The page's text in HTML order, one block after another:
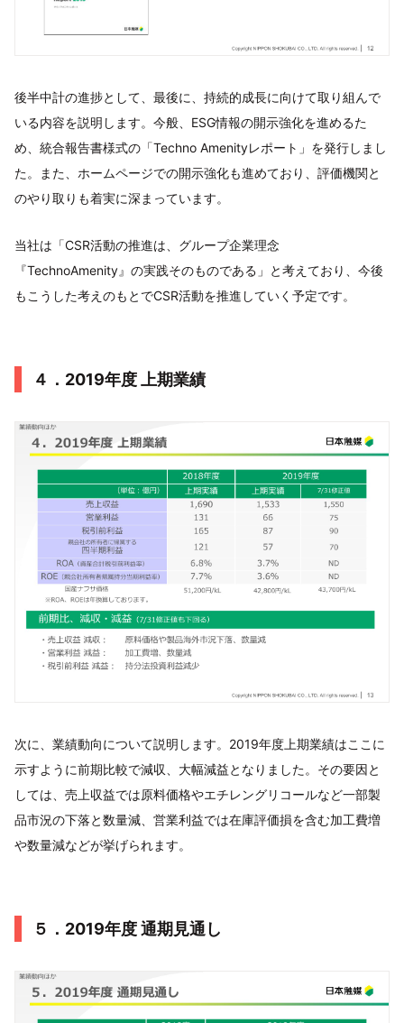
後半中計の進捗として、最後に、持続的成長に向けて取り組んで
いる内容を説明します。今般、ESG情報の開示強化を進めるた
め、統合報告書様式の「Techno Amenityレポート」を発行しまし
た。また、ホームページでの開示強化も進めており、評価機関と
のやり取りも着実に深まっています。
当社は「CSR活動の推進は、グループ企業理念
『TechnoAmenity』の実践そのものである」と考えており、今後
もこうした考えのもとでCSR活動を推進していく予定です。
４．2019年度 上期業績
次に、業績動向について説明します。2019年度上期業績はここに
示すように前期比較で減収、大幅減益となりました。その要因と
しては、売上収益では原料価格やエチレングリコールなど一部製
品市況の下落と数量減、営業利益では在庫評価損を含む加工費増
や数量減などが挙げられます。
５．2019年度 通期見通し